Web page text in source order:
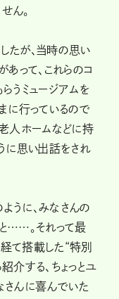
ん。
たが、当時の思い
って、これらのコ
うミュージアムを
に行っているので
老人ホームなどに持
に思い出話をされ
うに、みなさんの
……。それって最
て搭載した“特別
介する、ちょっとユ
さんに喜んでいた